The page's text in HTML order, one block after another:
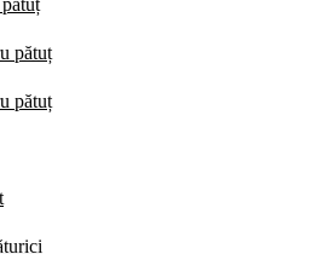
pătuț
pătuț